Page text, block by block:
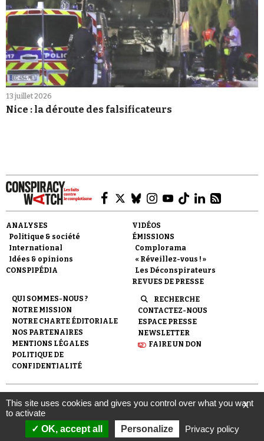
13 juillet 2026
Nice : la déroute des falsificateurs
ANALYSES
Politique & société
International
Idées & opinions
CONSPIPÉDIA
VIDÉOS
ÉMISSIONS
Complorama
« Réveillez-vous ! »
Les Déconspirateurs
REVUES DE PRESSE
QUI SOMMES-NOUS ?
NOTRE MISSION
NOTRE CHARTE ÉDITORIALE
NOS PARTENAIRES
MENTIONS LÉGALES
POLITIQUE DE
CONFIDENTIALITÉ
RECHERCHE
CONTACTEZ-NOUS
ESPACE PRESSE
NEWSLETTER
FAIRE UN DON
© 2007- 2026 Conspiracy Watch | Une réalisation de
l'Observatoire du conspirationnisme (association loi de 1901) avec
le soutien de la Fondation pour la Mémoire de la Shoah.
X
This site uses cookies and gives you control over what you want
to activate
OK, accept all
Personalize Privacy policy